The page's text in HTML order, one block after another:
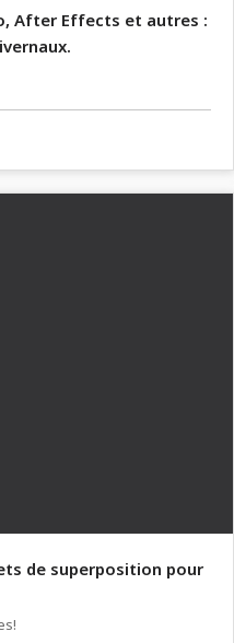
After Effects et autres :
de superposition pour